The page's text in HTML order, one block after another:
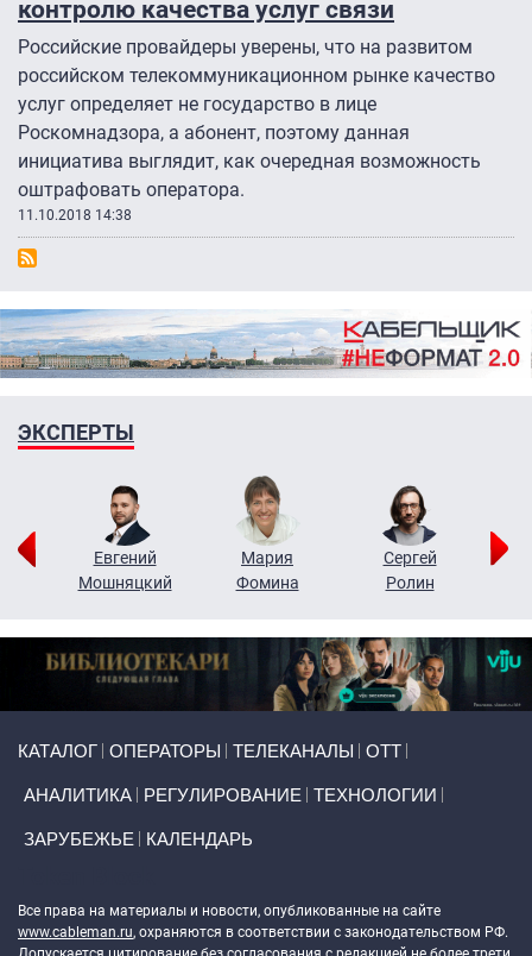
контролю качества услуг связи
Российские провайдеры уверены, что на развитом
российском телекоммуникационном рынке качество
услуг определяет не государство в лице
Роскомнадзора, а абонент, поэтому данная
инициатива выглядит, как очередная возможность
оштрафовать оператора.
11.10.2018 14:38
ЭКСПЕРТЫ
Евгений
Мошняцкий
Мария
Фомина
Сергей
Ролин
КАТАЛОГ ОПЕРАТОРЫ ТЕЛЕКАНАЛЫ ОТТ
АНАЛИТИКА РЕГУЛИРОВАНИЕ ТЕХНОЛОГИИ
ЗАРУБЕЖЬЕ КАЛЕНДАРЬ
Все права на материалы и новости, опубликованные на сайте
www.cableman.ru, охраняются в соответствии с законодательством РФ.